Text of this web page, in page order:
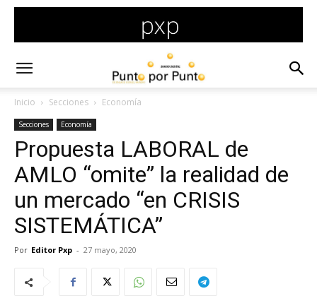
Inicio Secciones Economía
Secciones Economía
Propuesta LABORAL de
AMLO “omite” la realidad de
un mercado “en CRISIS
SISTEMÁTICA”
Por Editor Pxp - 27 mayo, 2020